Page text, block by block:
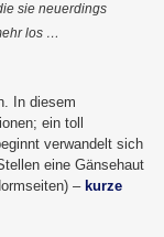
sie neuerdings
los …
In diesem
ein toll
verwandelt sich
eine Gänsehaut
– kurze